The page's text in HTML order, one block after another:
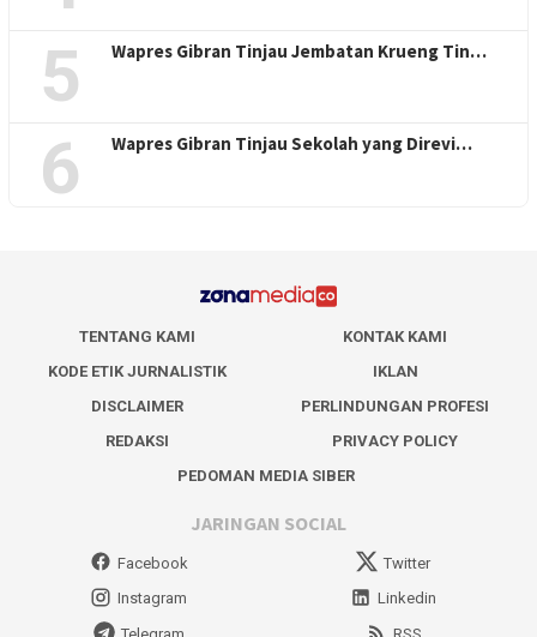
5 Wapres Gibran Tinjau Jembatan Krueng Tin…
6 Wapres Gibran Tinjau Sekolah yang Direvi…
TENTANG KAMI
KONTAK KAMI
KODE ETIK JURNALISTIK
IKLAN
DISCLAIMER
PERLINDUNGAN PROFESI
REDAKSI
PRIVACY POLICY
PEDOMAN MEDIA SIBER
JARINGAN SOCIAL
Facebook
Twitter
Instagram
Linkedin